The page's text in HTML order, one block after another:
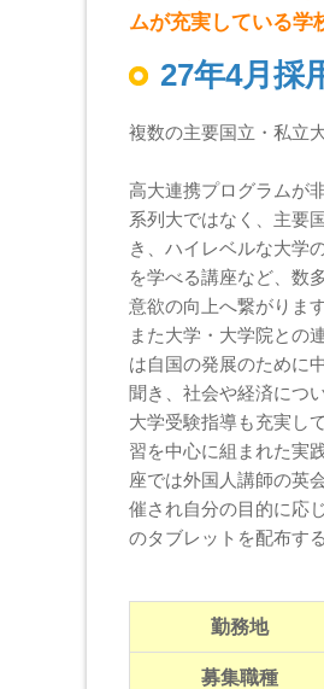
ムが充実している学
27年4月採
複数の主要国立・私立
高大連携プログラムが
系列大ではなく、主要
き、ハイレベルな大学
を学べる講座など、数
意欲の向上へ繋がります
また大学・大学院との
は自国の発展のために
聞き、社会や経済につ
大学受験指導も充実し
習を中心に組まれた実
座では外国人講師の英
催され自分の目的に応
のタブレットを配布す
勤務地
募集職種